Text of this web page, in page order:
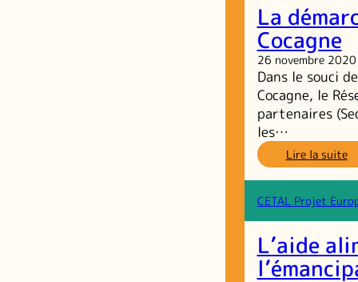
la
La
Cocagne
26 novembre 2020
Dans le souci
Cocagne, le
partenaires
les…
Lire la suite:
La
de
CETAL Projet
L’aide